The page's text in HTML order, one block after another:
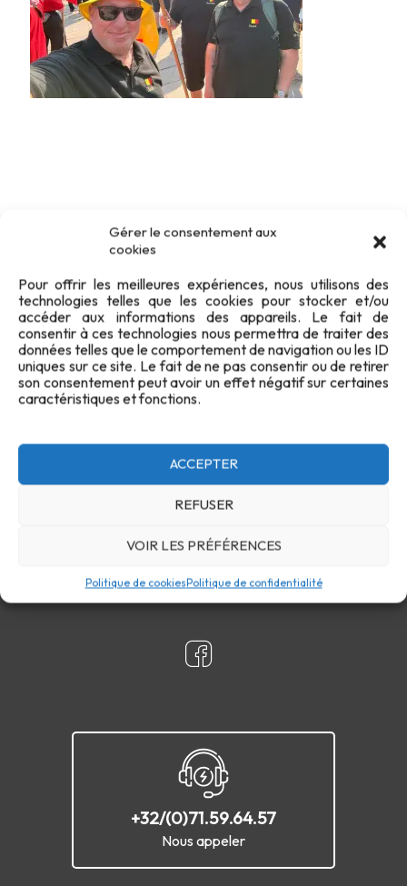
Gérer le consentement aux
cookies
Pour offrir les meilleures expériences, nous utilisons des
technologies telles que les cookies pour stocker et/ou
accéder aux informations des appareils. Le fait de
consentir à ces technologies nous permettra de traiter des
données telles que le comportement de navigation ou les ID
uniques sur ce site. Le fait de ne pas consentir ou de retirer
son consentement peut avoir un effet négatif sur certaines
caractéristiques et fonctions.
ACCEPTER
REFUSER
VOIR LES PRÉFÉRENCES
Politique de cookiesPolitique de confidentialité
+32/(0)71.59.64.57
Nous appeler